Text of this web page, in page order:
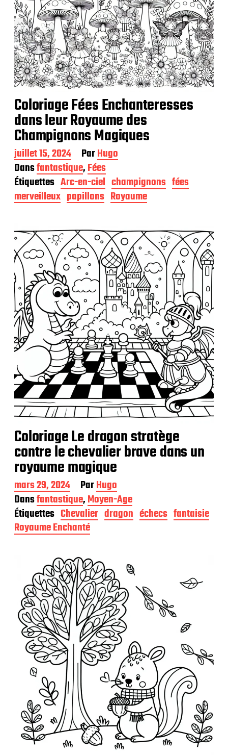
Coloriage Fées Enchanteresses
dans leur Royaume des
Champignons Magiques
D
a
t
e
d
e
b
l
i
c
a
t
i
o
n
juillet 15, 2024 ParHugo
Dansfantastique,Fées
Étiquettes Arc-en-ciel champignons fées
merveilleux papillons Royaume
Coloriage Le dragon stratège
contre le chevalier brave dans un
royaume magique
D
a
t
e
d
e
a
mars 29, 2024 ParHugo
Dansfantastique,Moyen-Age
Étiquettes Chevalier dragon échecs fantaisie
Royaume Enchanté